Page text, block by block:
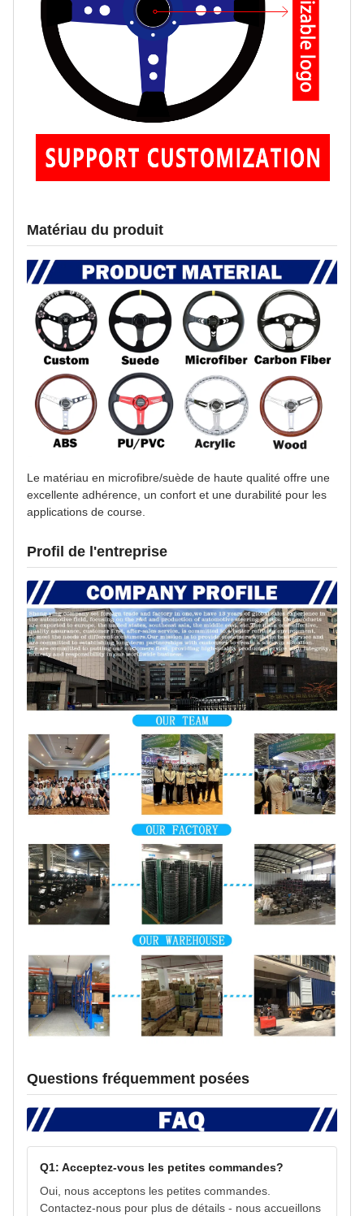
Matériau du produit
Le matériau en microfibre/suède de haute qualité offre une
excellente adhérence, un confort et une durabilité pour les
applications de course.
Profil de l'entreprise
Questions fréquemment posées
Q1: Acceptez-vous les petites commandes?
Oui, nous acceptons les petites commandes.
Contactez-nous pour plus de détails - nous accueillons